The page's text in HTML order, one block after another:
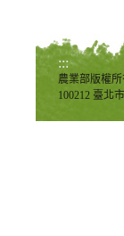
:::
農業部版權所
100212 臺北